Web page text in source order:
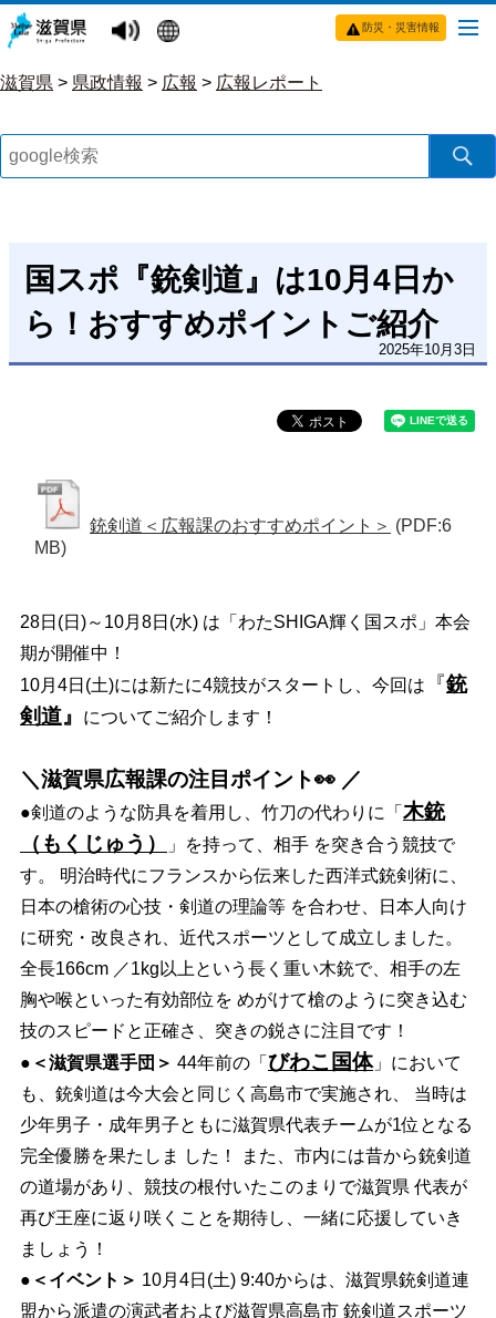
防災・災害情報
滋賀県 > 県政情報 > 広報 > 広報レポート
国スポ『銃剣道』は10月4日か
ら！おすすめポイントご紹介
2025年10月3日
銃剣道＜広報課のおすすめポイント＞ (PDF:6
MB)
28日(日)～10月8日(水) は「わたSHIGA輝く国スポ」本会
期が開催中！
10月4日(土)には新たに4競技がスタートし、今回は
『銃
剣道』 についてご紹介します！
＼滋賀県広報課の注目ポイント👀 ／
●剣道のような防具を着用し、竹刀の代わりに「 木銃
（もくじゅう）
」を持って、相手 を突き合う競技で
す。 明治時代にフランスから伝来した西洋式銃剣術に、
日本の槍術の心技・剣道の理論等 を合わせ、日本人向け
に研究・改良され、近代スポーツとして成立しました。
全長166cm ／1kg以上という長く重い木銃で、相手の左
胸や喉といった有効部位を めがけて槍のように突き込む
技のスピードと正確さ、突きの鋭さに注目です！
● ＜滋賀県選手団＞ 44年前の「 びわこ国体」において
も、銃剣道は今大会と同じく高島市で実施され、 当時は
少年男子・成年男子ともに滋賀県代表チームが1位となる
完全優勝を果たしま した！ また、市内には昔から銃剣道
の道場があり、競技の根付いたこのまりで滋賀県 代表が
再び王座に返り咲くことを期待し、一緒に応援していき
ましょう！
● ＜イベント＞ 10月4日(土) 9:40からは、滋賀県銃剣道連
盟から派遣の演武者および滋賀県高島市 銃剣道スポーツ